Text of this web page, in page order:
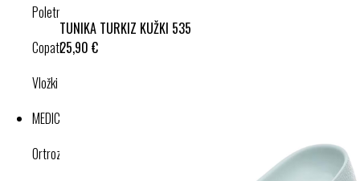
TUNIKA TURKIZ KUŽKI 535
25,90 €
Poletna obutev
Copati
Vložki in dodatki
MEDICINSKI IZDELKI
Ortroze in opornice